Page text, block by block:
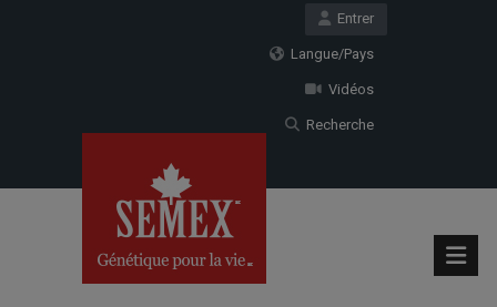
Entrer
Langue/Pays
Vidéos
Recherche